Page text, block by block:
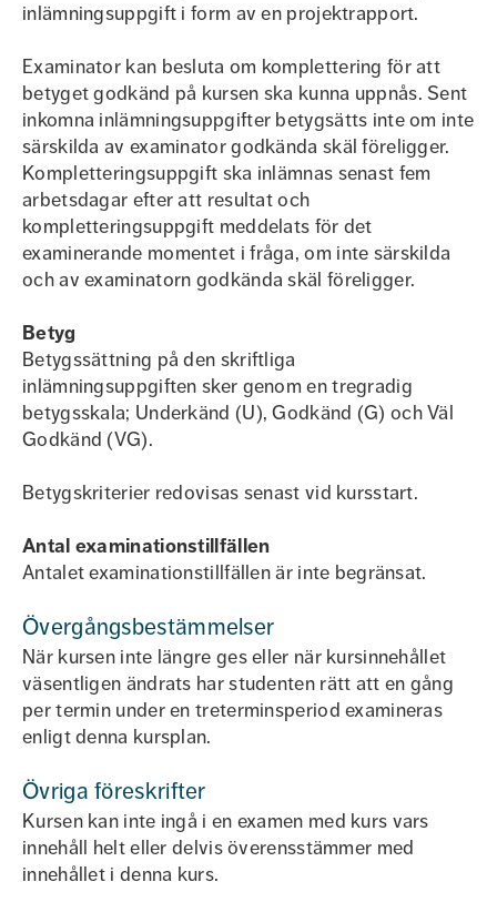
inlämningsuppgift i form av en projektrapport.
Examinator kan besluta om komplettering för att
betyget godkänd på kursen ska kunna uppnås. Sent
inkomna inlämningsuppgifter betygsätts inte om inte
särskilda av examinator godkända skäl föreligger.
Kompletteringsuppgift ska inlämnas senast fem
arbetsdagar efter att resultat och
kompletteringsuppgift meddelats för det
examinerande momentet i fråga, om inte särskilda
och av examinatorn godkända skäl föreligger.
Betyg
Betygssättning på den skriftliga
inlämningsuppgiften sker genom en tregradig
betygsskala; Underkänd (U), Godkänd (G) och Väl
Godkänd (VG).
Betygskriterier redovisas senast vid kursstart.
Antal examinationstillfällen
Antalet examinationstillfällen är inte begränsat.
Övergångsbestämmelser
När kursen inte längre ges eller när kursinnehållet
väsentligen ändrats har studenten rätt att en gång
per termin under en treterminsperiod examineras
enligt denna kursplan.
Övriga föreskrifter
Kursen kan inte ingå i en examen med kurs vars
innehåll helt eller delvis överensstämmer med
innehållet i denna kurs.